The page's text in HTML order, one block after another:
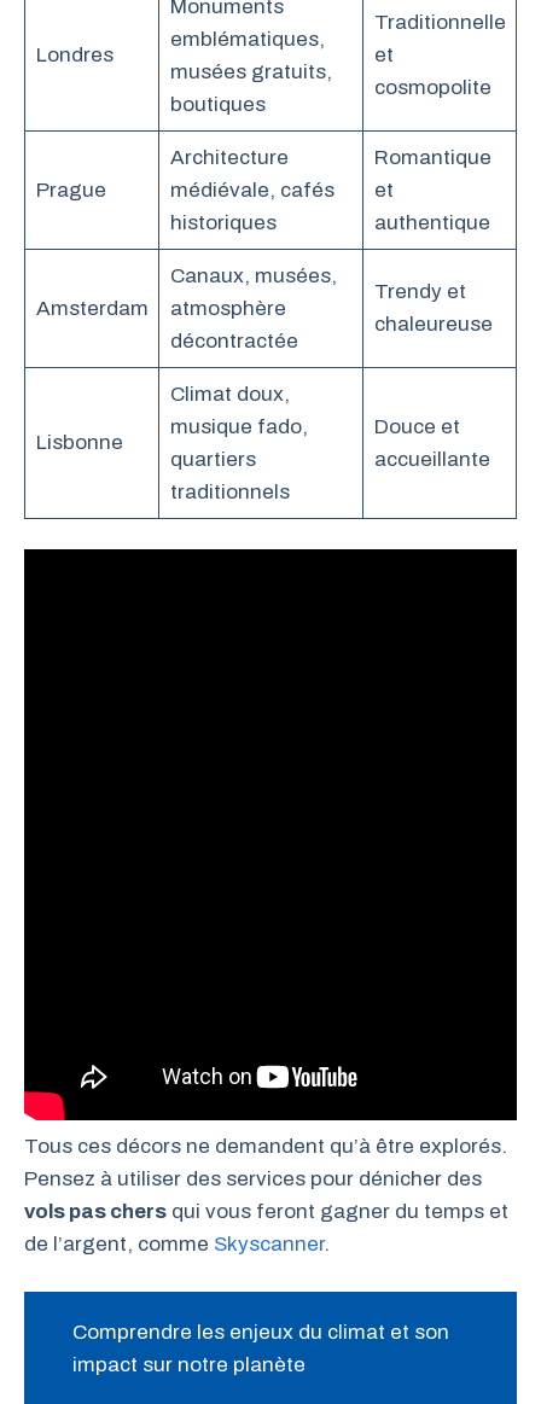
Londres
Monuments
emblématiques,
musées gratuits,
boutiques
Traditionnelle
et
cosmopolite
Prague
Architecture
médiévale, cafés
historiques
Romantique
et
authentique
Amsterdam
Canaux, musées,
atmosphère
décontractée
Trendy et
chaleureuse
Lisbonne
Climat doux,
musique fado,
quartiers
traditionnels
Douce et
accueillante
Tous ces décors ne demandent qu’à être explorés.
Pensez à utiliser des services pour dénicher des
vols pas chers qui vous feront gagner du temps et
de l’argent, comme Skyscanner.
Comprendre les enjeux du climat et son
impact sur notre planète